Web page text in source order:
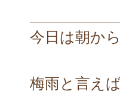
今日は朝か
梅雨と言えば